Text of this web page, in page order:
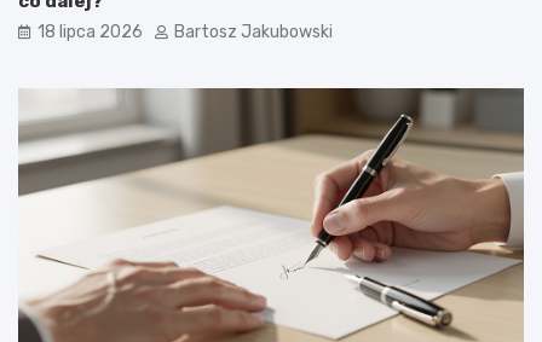
18 lipca 2026 Bartosz Jakubowski